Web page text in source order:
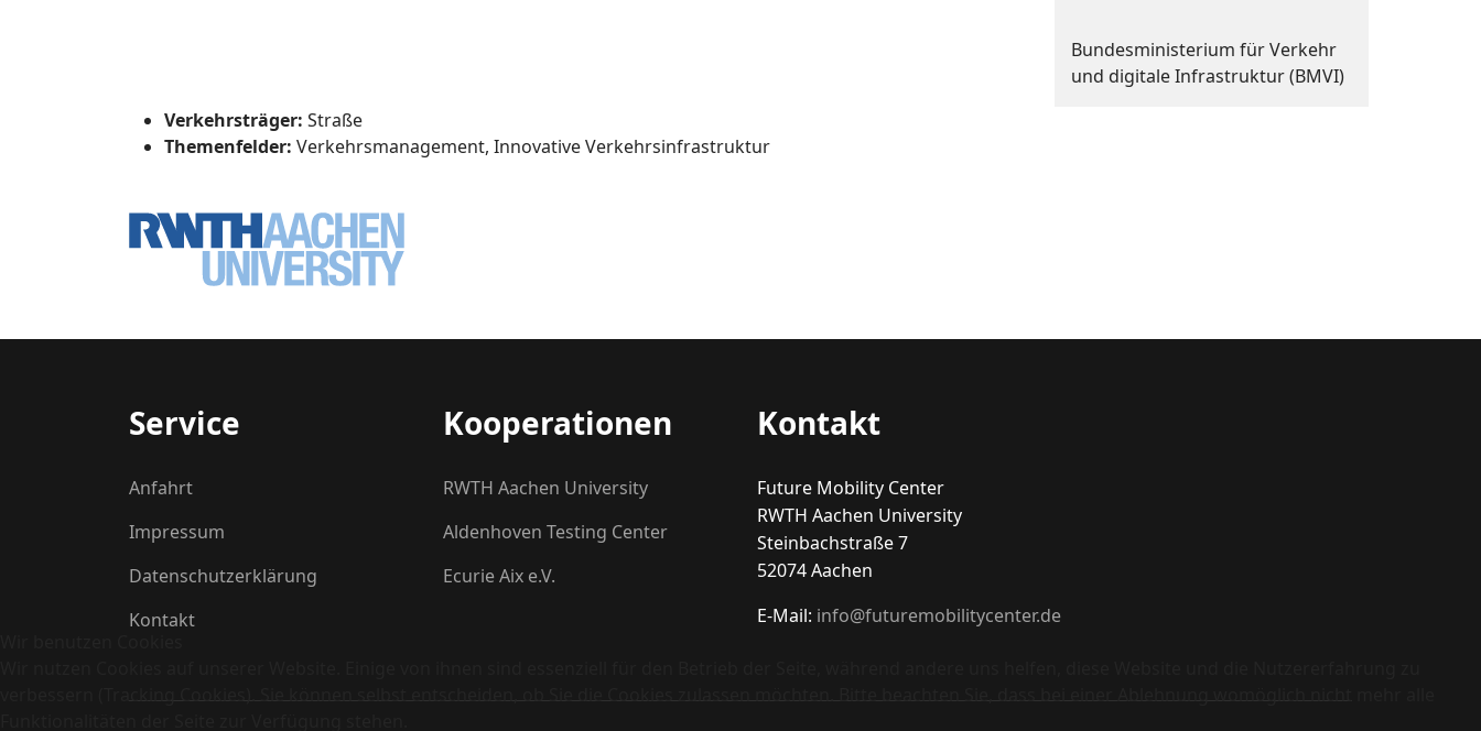
Bundesministerium für Verkehr
und digitale Infrastruktur (BMVI)
Verkehrsträger: Straße
Themenfelder: Verkehrsmanagement, Innovative Verkehrsinfrastruktur
Service
Anfahrt
Impressum
Datenschutzerklärung
Kontakt
Kooperationen
RWTH Aachen University
Aldenhoven Testing Center
Ecurie Aix e.V.
Kontakt
Future Mobility Center
RWTH Aachen University
Steinbachstraße 7
52074 Aachen
E-Mail: info@futuremobilitycenter.de
verbessern (Tracking Cookies). Sie können selbst entscheiden, ob Sie die Cookies zulassen möchten. Bitte beachten Sie, dass bei einer Ablehnung womöglich nicht mehr alle